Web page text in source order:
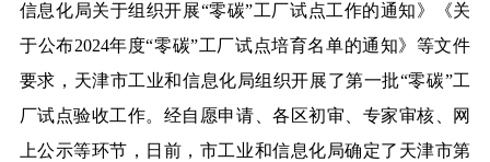
信息化局关于组织开展“零碳”工厂试点工作的通知》《关
于公布2024年度“零碳”工厂试点培育名单的通知》等文件
要求，天津市工业和信息化局组织开展了第一批“零碳”工
厂试点验收工作。经自愿申请、各区初审、专家审核、网
上公示等环节，日前，市工业和信息化局确定了天津市第